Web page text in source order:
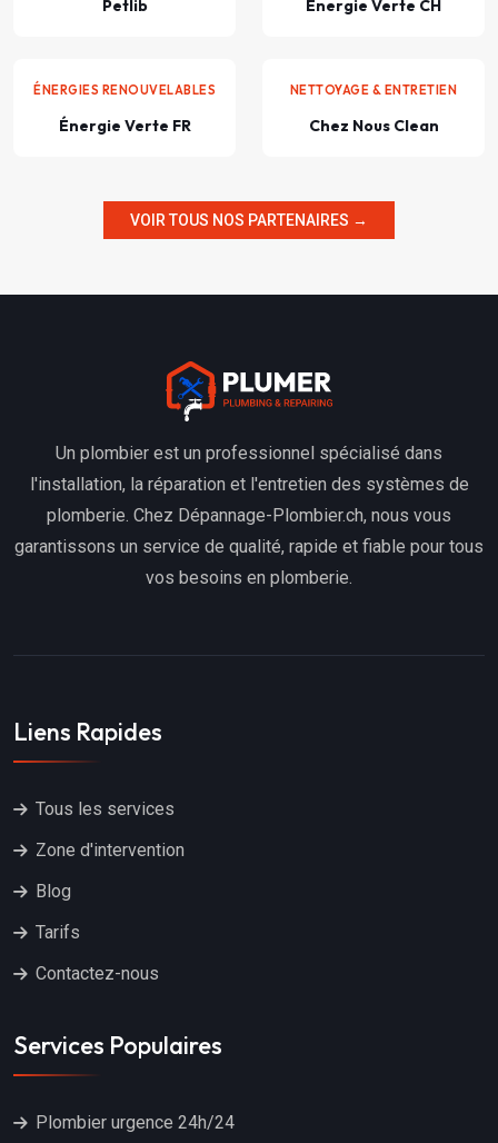
Petlib Énergie Verte CH
ÉNERGIES RENOUVELABLES
Énergie Verte FR
NETTOYAGE & ENTRETIEN
Chez Nous Clean
VOIR TOUS NOS PARTENAIRES →
Un plombier est un professionnel spécialisé dans
l'installation, la réparation et l'entretien des systèmes de
plomberie. Chez Dépannage-Plombier.ch, nous vous
garantissons un service de qualité, rapide et fiable pour tous
vos besoins en plomberie.
Liens Rapides
Tous les services
Zone d'intervention
Blog
Tarifs
Contactez-nous
Services Populaires
Plombier urgence 24h/24